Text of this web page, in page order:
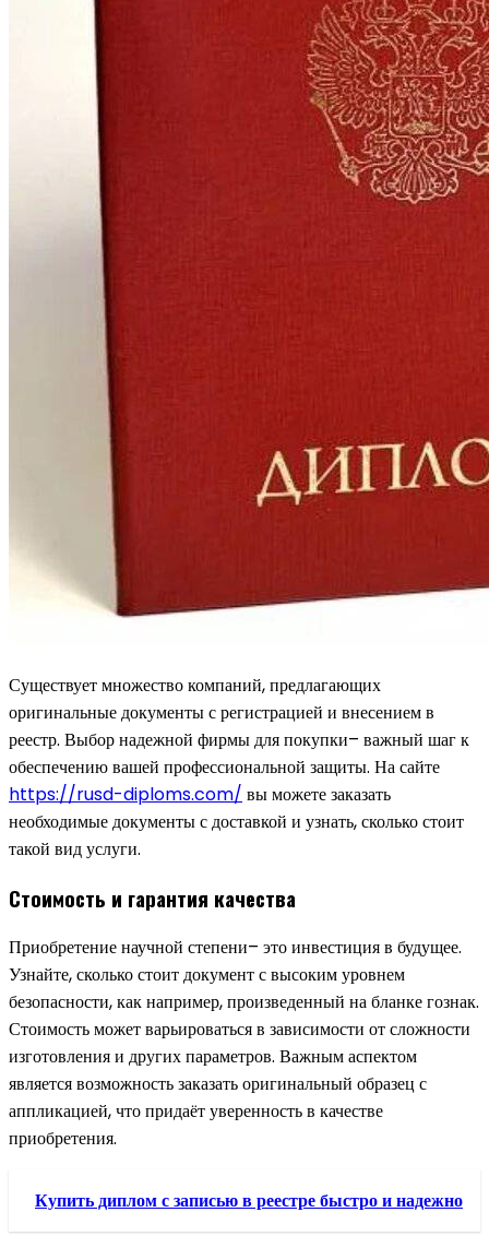
Существует множество компаний, предлагающих
оригинальные документы с регистрацией и внесением в
реестр. Выбор надежной фирмы для покупки– важный шаг к
обеспечению вашей профессиональной защиты. На сайте
https://rusd-diploms.com/ вы можете заказать
необходимые документы с доставкой и узнать, сколько стоит
такой вид услуги.
Стоимость и гарантия качества
Приобретение научной степени– это инвестиция в будущее.
Узнайте, сколько стоит документ с высоким уровнем
безопасности, как например, произведенный на бланке гознак.
Стоимость может варьироваться в зависимости от сложности
изготовления и других параметров. Важным аспектом
является возможность заказать оригинальный образец с
аппликацией, что придаёт уверенность в качестве
приобретения.
Купить диплом с записью в реестре быстро и надежно